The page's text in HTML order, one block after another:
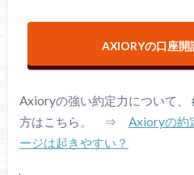
AXIORYの口座開
Axioryの強い約定力について、
方はこちら。 ⇒ Axioryの約
ージは起きやすい？